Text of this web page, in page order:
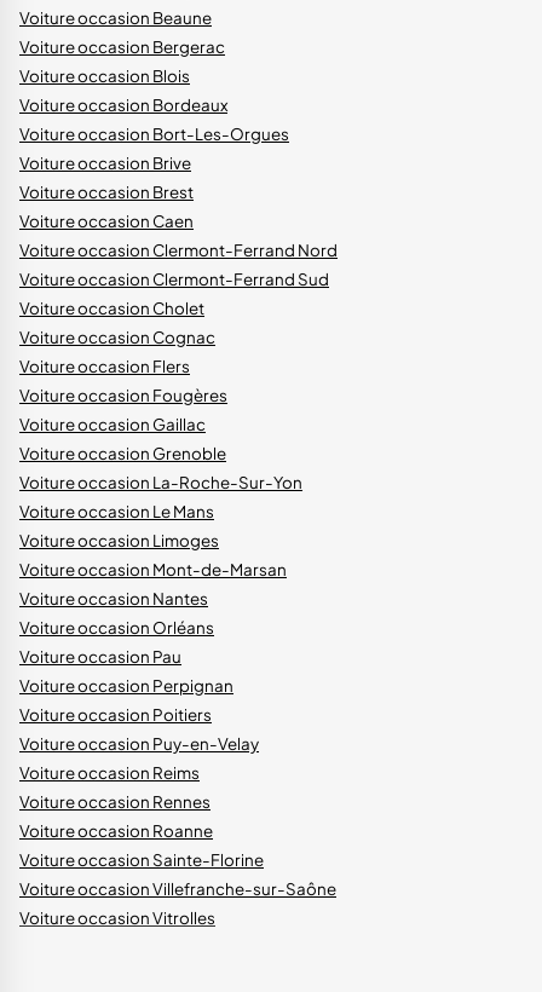
Voiture occasion Beaune
Voiture occasion Bergerac
Voiture occasion Blois
Voiture occasion Bordeaux
Voiture occasion Bort-Les-Orgues
Voiture occasion Brive
Voiture occasion Brest
Voiture occasion Caen
Voiture occasion Clermont-Ferrand Nord
Voiture occasion Clermont-Ferrand Sud
Voiture occasion Cholet
Voiture occasion Cognac
Voiture occasion Flers
Voiture occasion Fougères
Voiture occasion Gaillac
Voiture occasion Grenoble
Voiture occasion La-Roche-Sur-Yon
Voiture occasion Le Mans
Voiture occasion Limoges
Voiture occasion Mont-de-Marsan
Voiture occasion Nantes
Voiture occasion Orléans
Voiture occasion Pau
Voiture occasion Perpignan
Voiture occasion Poitiers
Voiture occasion Puy-en-Velay
Voiture occasion Reims
Voiture occasion Rennes
Voiture occasion Roanne
Voiture occasion Sainte-Florine
Voiture occasion Villefranche-sur-Saône
Voiture occasion Vitrolles